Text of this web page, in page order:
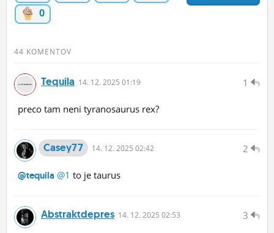
0
44 KOMENTOV
1
Tequila 14. 12. 2025 01:19
preco tam neni tyranosaurus rex?
2
Casey77 14. 12. 2025 02:42
@tequila @1 to je taurus
3
Abstraktdepres 14. 12. 2025 02:53